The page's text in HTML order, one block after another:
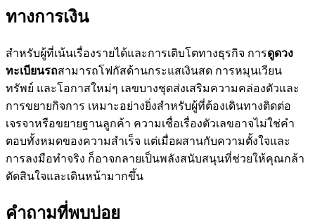
ทางการเงิน
สำหรับผู้ที่เน้นเรื่องรายได้และการเติบโตทางธุรกิจ การดูดวง
ทะเบียนรถสามารถโฟกัสด้านกระแสเงินสด การหมุนเวียน
ทรัพย์ และโอกาสใหม่ๆ เลขบางชุดส่งเสริมความคล่องตัวและ
การขยายกิจการ เหมาะอย่างยิ่งสำหรับผู้ที่ต้องเดินทางติดต่อ
เจรจาหรือขยายฐานลูกค้า ความเชื่อเรื่องตัวเลขอาจไม่ใช่คำ
ตอบทั้งหมดของความสำเร็จ แต่เมื่อผสานกับความตั้งใจและ
การลงมือทำจริง ก็อาจกลายเป็นพลังสนับสนุนที่ช่วยให้คุณกล้า
ตัดสินใจและเดินหน้ามากขึ้น
คำถามที่พบบ่อย